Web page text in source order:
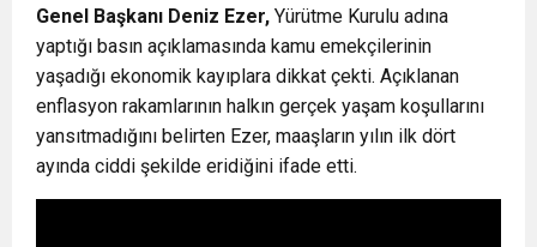
Genel Başkanı Deniz Ezer, Yürütme Kurulu adına
yaptığı basın açıklamasında kamu emekçilerinin
yaşadığı ekonomik kayıplara dikkat çekti. Açıklanan
enflasyon rakamlarının halkın gerçek yaşam koşullarını
yansıtmadığını belirten Ezer, maaşların yılın ilk dört
ayında ciddi şekilde eridiğini ifade etti.